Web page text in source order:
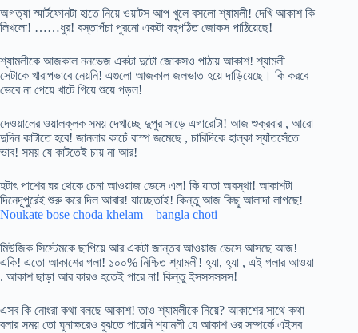
অগত্যা স্মার্টফোনটা হাতে নিয়ে ওয়াটস আপ খুলে বসলো শ্যামলী! দেখি আকাশ কি
লিখলো! ……ধুর! বস্তাপঁচা পুরনো একটা বহুপঠিত জোকস পাঠিয়েছে!
শ্যামলীকে আজকাল ননভেজ একটা দুটো জোকসও পাঠায় আকাশ! শ্যামলী
সেটাকে খারাপভাবে নেয়নি! এগুলো আজকাল জলভাত হয়ে দাড়িয়েছে। কি করবে
ভেবে না পেয়ে খাটে গিয়ে শুয়ে পড়ল!
দেওয়ালের ওয়ালক্লক সময় দেখাচ্ছে দুপুর সাড়ে এগারোটা! আজ শুক্রবার , আরো
দুদিন কাটাতে হবে! জানলার কাচেঁ বাস্প জমেছে , চারিদিকে হাল্কা স্যাঁতসেঁতে
ভাব! সময় যে কাটতেই চায় না আর!
হটাৎ পাশের ঘর থেকে চেনা আওয়াজ ভেসে এল! কি যাতা অবস্থা! আকাশটা
দিনেদূপুরেই শুরু করে দিল আবার! যাচ্ছেতাই! কিন্তু আজ কিছু আলাদা লাগছে!
Noukate bose choda khelam – bangla choti
মিউজিক সিস্টেমকে ছাপিয়ে আর একটা জান্তব আওয়াজ ভেসে আসছে আজ!
একি! এতো আকাশের গলা! ১০০% নিশ্চিত শ্যামলী! হ্যা, হ্যা , এই গলার আওয়া
. আকাশ ছাড়া আর কারও হতেই পারে না! কিন্তু ইসসসসসস!
এসব কি নোংরা কথা বলছে আকাশ! তাও শ্যামলীকে নিয়ে? আকাশের সাথে কথা
বলার সময় তো ঘুনাক্ষরেও বুঝতে পারেনি শ্যামলী যে আকাশ ওর সম্পর্কে এইসব